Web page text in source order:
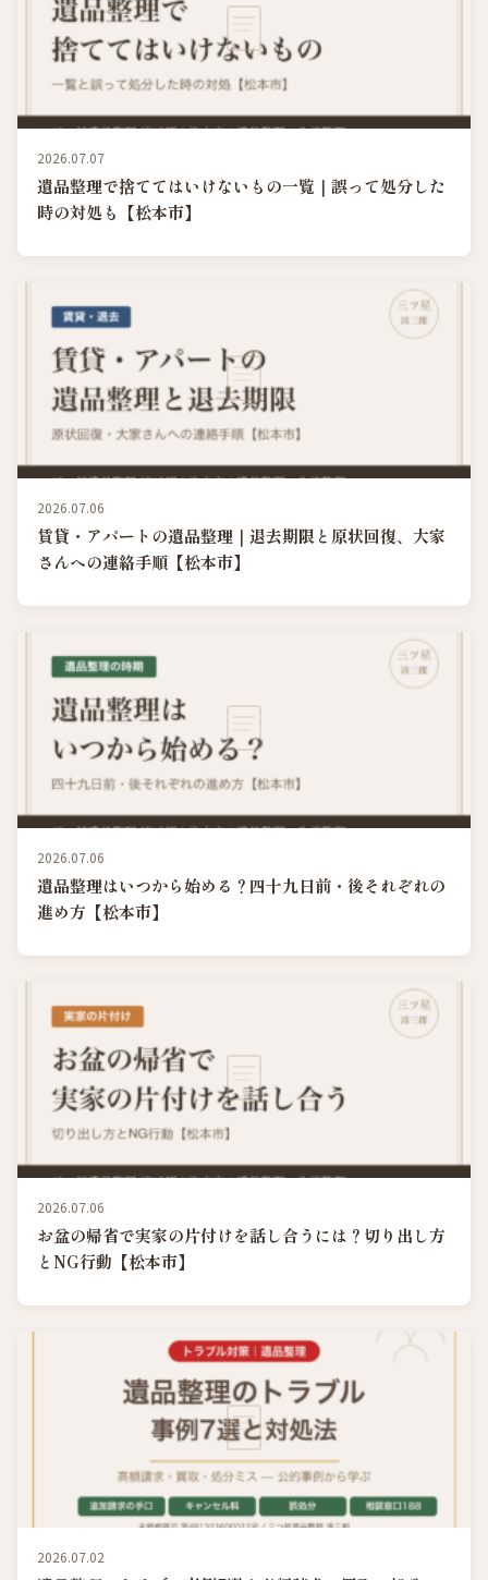
2026.07.07
遺品整理で捨ててはいけないもの一覧｜誤って処分した
時の対処も【松本市】
2026.07.06
賃貸・アパートの遺品整理｜退去期限と原状回復、大家
さんへの連絡手順【松本市】
2026.07.06
遺品整理はいつから始める？四十九日前・後それぞれの
進め方【松本市】
2026.07.06
お盆の帰省で実家の片付けを話し合うには？切り出し方
とNG行動【松本市】
2026.07.02